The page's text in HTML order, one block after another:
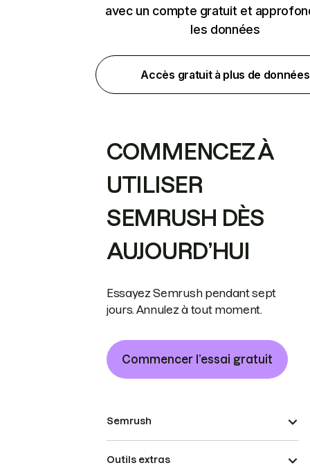
avec un compte gratuit et
les données
Accès gratuit à plus de données
COMMENCEZ À
UTILISER
SEMRUSH DÈS
AUJOURD’HUI
Essayez Semrush pendant sept
jours. Annulez à tout moment.
Commencer l’essai gratuit
Semrush
Outils extras